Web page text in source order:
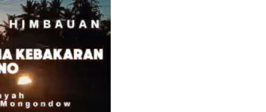
Tim Gabungan Cegah
Karhutla di Lolak